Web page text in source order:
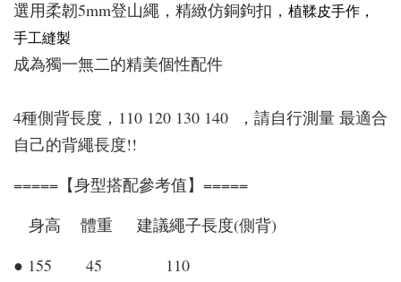
選用柔韌5mm登山繩，精緻仿銅鉤扣， 植鞣皮手作，
手工縫製
成為獨一無二的精美個性配件
4種側背長度，110 120 130 140 ，請自行測量 最適合
自己的背繩長度!!
=====【身型搭配參考值】=====
身高 體重 建議繩子長度(側背)
● 155 45 110